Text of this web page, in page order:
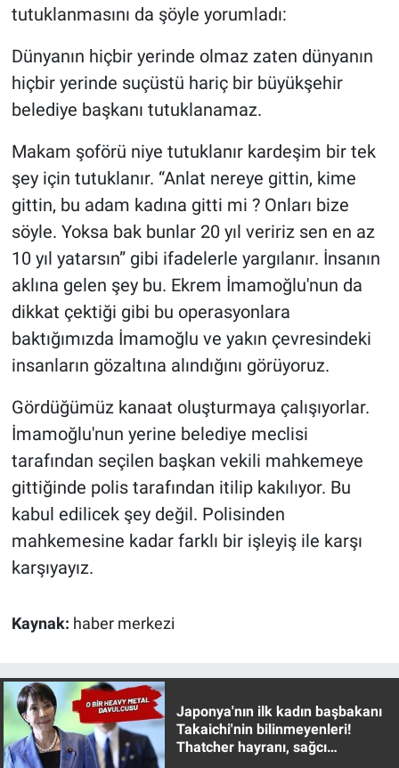
tutuklanmasını da şöyle yorumladı:
Dünyanın hiçbir yerinde olmaz zaten dünyanın
hiçbir yerinde suçüstü hariç bir büyükşehir
belediye başkanı tutuklanamaz.
Makam şoförü niye tutuklanır kardeşim bir tek
şey için tutuklanır. “Anlat nereye gittin, kime
gittin, bu adam kadına gitti mi ? Onları bize
söyle. Yoksa bak bunlar 20 yıl veririz sen en az
10 yıl yatarsın” gibi ifadelerle yargılanır. İnsanın
aklına gelen şey bu. Ekrem İmamoğlu'nun da
dikkat çektiği gibi bu operasyonlara
baktığımızda İmamoğlu ve yakın çevresindeki
insanların gözaltına alındığını görüyoruz.
Gördüğümüz kanaat oluşturmaya çalışıyorlar.
İmamoğlu'nun yerine belediye meclisi
tarafından seçilen başkan vekili mahkemeye
gittiğinde polis tarafından itilip kakılıyor. Bu
kabul edilicek şey değil. Polisinden
mahkemesine kadar farklı bir işleyiş ile karşı
karşıyayız.
Kaynak: haber merkezi
Japonya'nın ilk kadın başbakanı
Takaichi'nin bilinmeyenleri!
Thatcher hayranı, sağcı
Popüler
Programlar
Sağlık
Spor
Teknoloji
Türkiye'nin Geleceği
Türkiye'nin Gündemi
Yerel Gündem
Canlı Yayın